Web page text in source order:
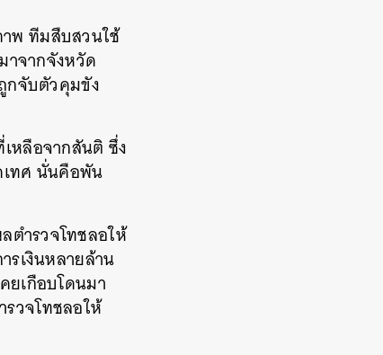
พ ทีมสืบสวนใช้
าจากจังหวัด
กจับตัวคุมขัง
หลือจากสันติ ซึ่ง
เทศ นั่นคือพัน
ตำรวจโทชลอให้
รเงินหลายล้าน
ยเกือบโดนมา
วจโทชลอให้